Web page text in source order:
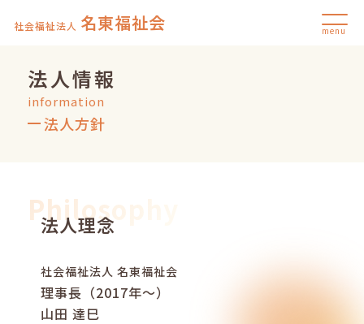
社会福祉法人 名東福祉会 menu
法人情報
information
法人方針
Philosophy
法人理念
社会福祉法人 名東福祉会
理事長（2017年～）
山田 達巳